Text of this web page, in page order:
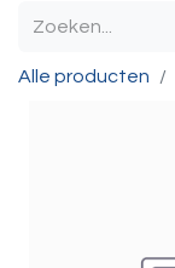
Alle producten